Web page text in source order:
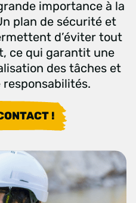
importance à la
plan de sécurité et
d’éviter tout
ce qui garantit une
des tâches et
responsabilités.
!